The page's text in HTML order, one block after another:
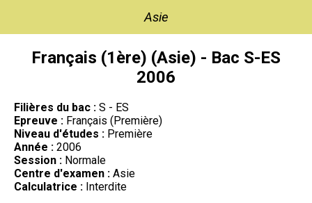
Asie
Français (1ère) (Asie) - Bac S-ES
2006
Filières du bac : S - ES
Epreuve : Français (Première)
Niveau d'études : Première
Année : 2006
Session : Normale
Centre d'examen : Asie
Calculatrice : Interdite